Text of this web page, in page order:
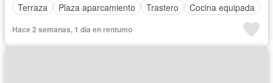
Terraza
Plaza aparcamiento Trastero Cocina equipada
Hace 2 semanas, 1 día en rentumo